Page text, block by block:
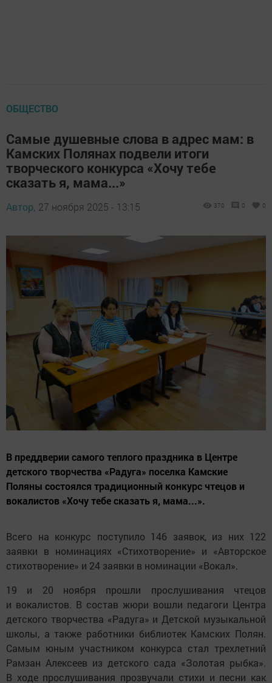
ОБЩЕСТВО
Самые душевные слова в адрес мам: в
Камских Полянах подвели итоги
творческого конкурса «Хочу тебе
сказать я, мама...»
Автор, 27 ноября 2025 - 13:15 370 0 0
В преддверии самого теплого праздника в Центре
детского творчества «Радуга» поселка Камские
Поляны состоялся традиционный конкурс чтецов и
вокалистов «Хочу тебе сказать я, мама...».
Всего на конкурс поступило 146 заявок, из них 122
заявки в номинациях «Стихотворение» и «Авторское
стихотворение» и 24 заявки в номинации «Вокал».
19 и 20 ноября прошли прослушивания чтецов
и вокалистов. В состав жюри вошли педагоги Центра
детского творчества «Радуга» и Детской музыкальной
школы, а также работники библиотек Камских Полян.
Самым юным участником конкурса стал трехлетний
Рамзан Алексеев из детского сада «Золотая рыбка».
В ходе прослушивания прозвучали стихи и песни как